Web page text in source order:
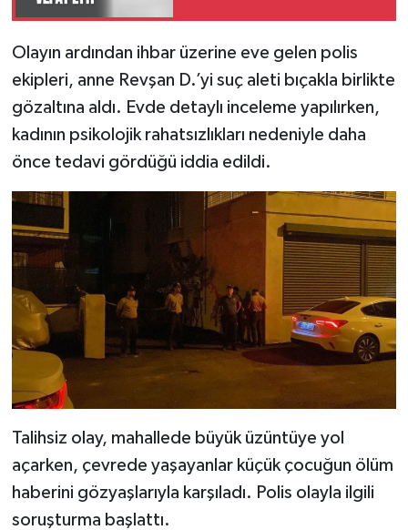
Olayın ardından ihbar üzerine eve gelen polis
ekipleri, anne Revşan D.’yi suç aleti bıçakla birlikte
gözaltına aldı. Evde detaylı inceleme yapılırken,
kadının psikolojik rahatsızlıkları nedeniyle daha
önce tedavi gördüğü iddia edildi.
Talihsiz olay, mahallede büyük üzüntüye yol
açarken, çevrede yaşayanlar küçük çocuğun ölüm
haberini gözyaşlarıyla karşıladı. Polis olayla ilgili
soruşturma başlattı.